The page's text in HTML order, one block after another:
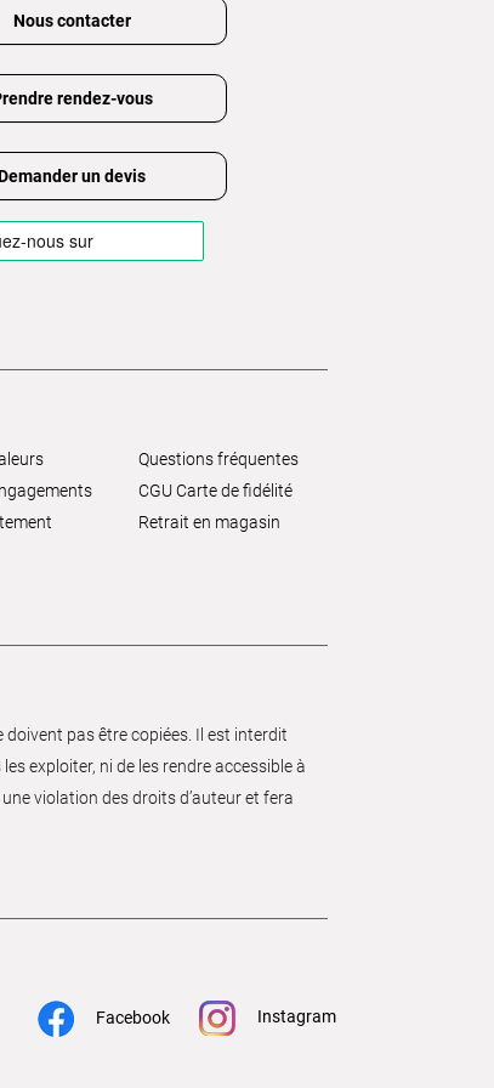
Nous contacter
rendez-vous
un devis
Questions fréquentes
CGU Carte de fidélité
Retrait en magasin
pas être copiées. Il est interdit
exploiter, ni de les rendre accessible à
violation des droits d’auteur et fera
Facebook Instagram